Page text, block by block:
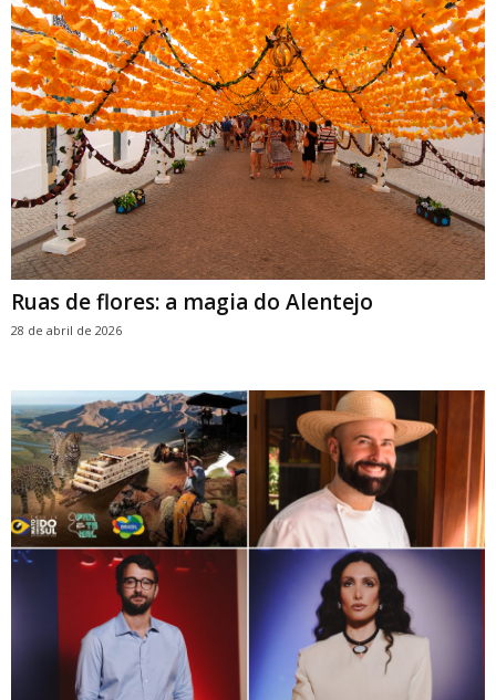
Ruas de flores: a magia do Alentejo
28 de abril de 2026